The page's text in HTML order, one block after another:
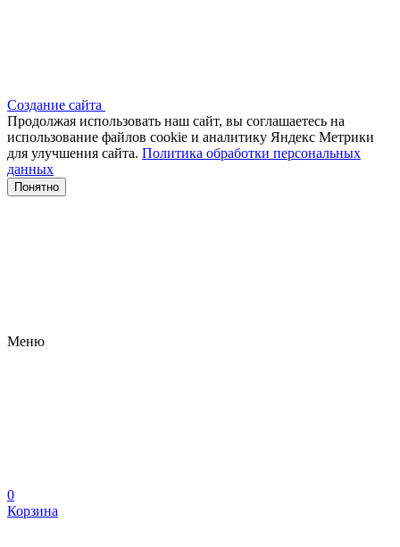
Создание сайта
Продолжая использовать наш сайт, вы соглашаетесь на
использование файлов сооkіе и аналитику Яндекс Метрики
для улучшения сайта. Политика обработки персональных
данных
Понятно
Меню
0
Корзина